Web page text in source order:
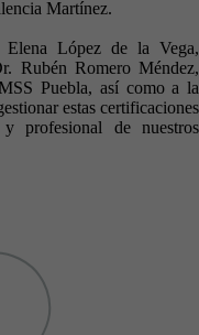
Martínez.
Elena López de la Vega,
Rubén Romero Méndez,
Puebla, así como a la
estas certificaciones
profesional de nuestros